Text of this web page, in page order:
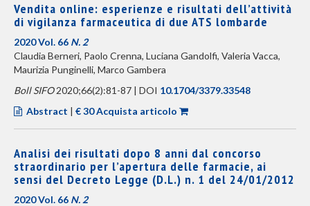
Vendita online: esperienze e risultati dell’attività
di vigilanza farmaceutica di due ATS lombarde
2020 Vol. 66 N. 2
Claudia Berneri, Paolo Crenna, Luciana Gandolfi, Valeria Vacca,
Maurizia Punginelli, Marco Gambera
Boll SIFO2020;66(2):81-87 | DOI 10.1704/3379.33548
Abstract | € 30 Acquista articolo
Analisi dei risultati dopo 8 anni dal concorso
straordinario per l’apertura delle farmacie, ai
sensi del Decreto Legge (D.L.) n. 1 del 24/01/2012
2020 Vol. 66 N. 2